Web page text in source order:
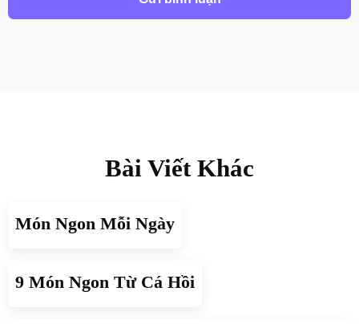
Bài Viết Khác
Món Ngon Mỗi Ngày
9 Món Ngon Từ Cá Hồi